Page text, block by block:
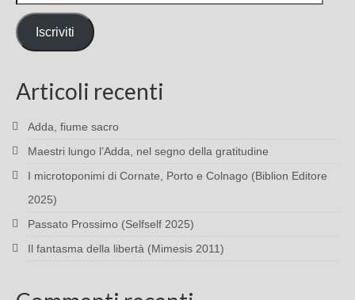
e-
mail
Iscriviti
Articoli recenti
Adda, fiume sacro
Maestri lungo l’Adda, nel segno della gratitudine
I microtoponimi di Cornate, Porto e Colnago (Biblion Editore
2025)
Passato Prossimo (Selfself 2025)
Il fantasma della libertà (Mimesis 2011)